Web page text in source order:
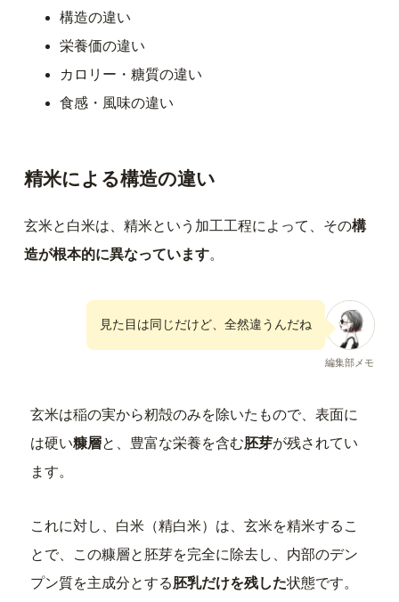
構造の違い
栄養価の違い
カロリー・糖質の違い
食感・風味の違い
精米による構造の違い
玄米と白米は、精米という加工工程によって、その構
造が根本的に異なっています。
編集部メモ
見た目は同じだけど、全然違うんだね
玄米は稲の実から籾殻のみを除いたもので、表面に
は硬い糠層と、豊富な栄養を含む胚芽が残されてい
ます。
これに対し、白米（精白米）は、玄米を精米するこ
とで、この糠層と胚芽を完全に除去し、内部のデン
プン質を主成分とする胚乳だけを残した状態です。